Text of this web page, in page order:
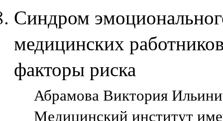
Синдром
медицинских
факторы риска
Абрамова Виктория
Медицинский институт